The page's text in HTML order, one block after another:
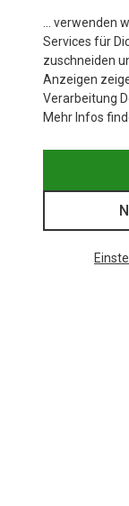
… verwenden
Services für
zuschneiden
Anzeigen
Verarbeitung
Mehr Infos